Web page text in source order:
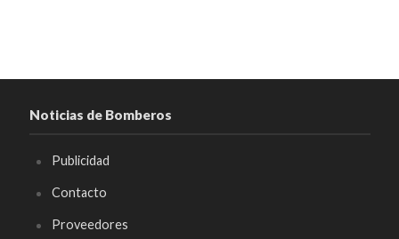
Noticias de Bomberos
Publicidad
Contacto
Proveedores